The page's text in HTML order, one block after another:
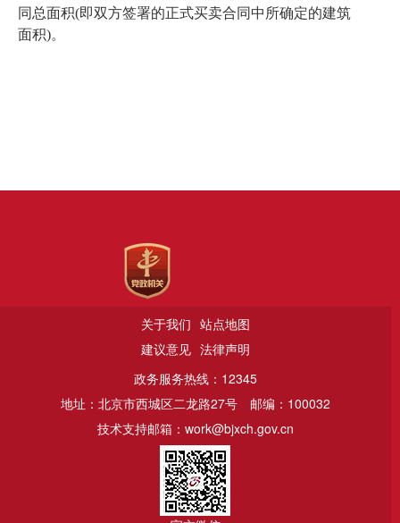
同总面积(即双方签署的正式买卖合同中所确定的建筑
面积)。
关于我们 站点地图
建议意见 法律声明
政务服务热线：12345
地址：北京市西城区二龙路27号
邮编：100032
技术支持邮箱：work@bjxch.gov.cn